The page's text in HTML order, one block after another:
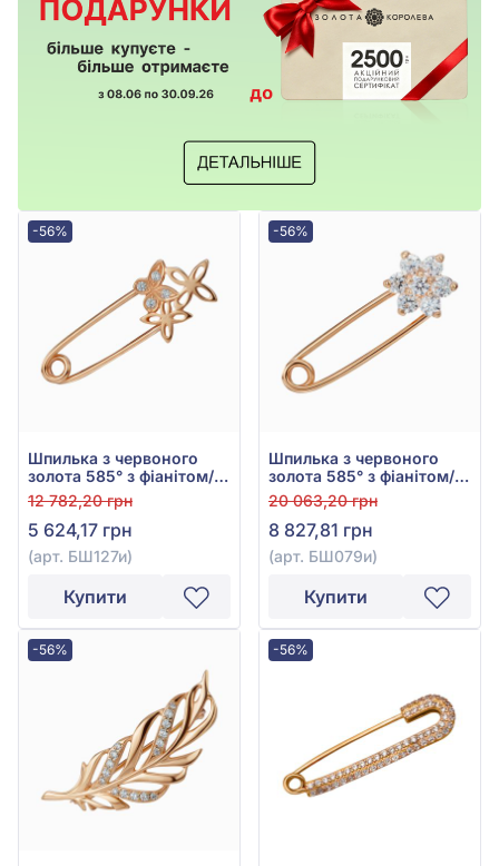
-56%
Шпилька з червоного
золота 585° з фіанітом/
куб.цирконієм, арт.
БШ127и
12 782,20 грн
5 624,17 грн
(арт. БШ127и)
Купити
-56%
Шпилька з червоного
золота 585° з фіанітом/
куб.цирконієм, арт.
БШ079и
20 063,20 грн
8 827,81 грн
(арт. БШ079и)
Купити
-56% -56%